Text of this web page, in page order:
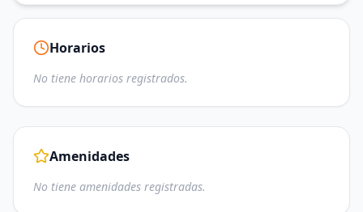
Horarios
No tiene horarios registrados.
Amenidades
No tiene amenidades registradas.